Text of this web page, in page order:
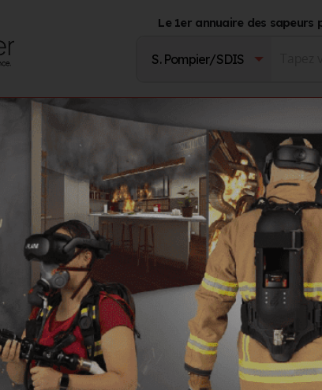
Le 1er annuaire des sapeurs
Annuaire Fournisseurs Catalogue
et services fonctionnels (24. DORDOGNE)
la liste des SDIS
Dordogne à Périgueux (24)
DORDOGNE
- 416 350 habitants
FONCTIONNELS GROUPEMENTS TERRITORIAUX